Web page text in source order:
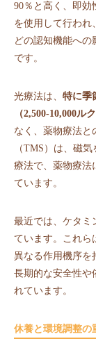
90％と高く、即効
を使用して行われ
どの認知機能への
です。
光療法は、 特に季
（2,500-10,000ル
なく、薬物療法と
（TMS）は、磁
療法で、薬物療法
ています。
最近では、ケタミ
ています。これら
異なる作用機序を
長期的な安全性や
れています。
休養と環境調整の